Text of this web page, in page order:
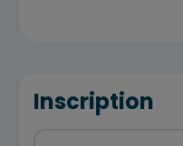
Inscription